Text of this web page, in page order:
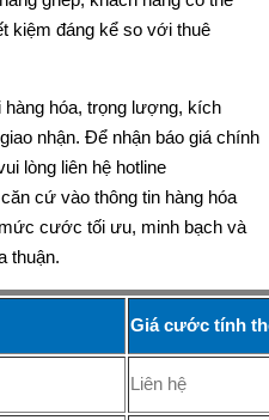
kiệm đáng kể so với thuê
hóa, trọng lượng, kích
nhận. Để nhận báo giá chính
lòng liên hệ hotline
cứ vào thông tin hàng hóa
cước tối ưu, minh bạch và
thuận.
Giá cước tính
Liên hệ